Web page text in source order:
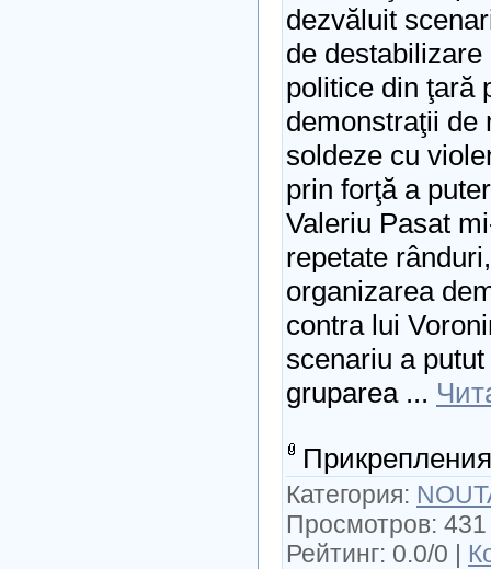
dezvăluit
de
politice din ţară
demonstraţii de
soldeze cu
prin forţă a
Valeriu Pasat
repetate
organizarea
contra lui
scenariu a
gruparea ...
Категория:
Просмотров:
Рейтинг: 0.0/0 |